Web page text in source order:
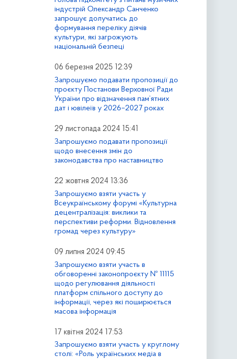
індустрій Олександр Санченко
запрошує долучатись до
формування переліку діячів
культури, які загрожують
національній безпеці
06 березня 2025 12:39
Запрошуємо подавати пропозиції до
проєкту Постанови Верховної Ради
України про відзначення пам’ятних
дат і ювілеїв у 2026–2027 роках
29 листопада 2024 15:41
Запрошуємо подавати пропозиції
щодо внесення змін до
законодавства про наставництво
22 жовтня 2024 13:36
Запрошуємо взяти участь у
Всеукраїнському форумі «Культурна
децентралізація: виклики та
перспективи реформи. Відновлення
громад через культуру»
09 липня 2024 09:45
Запрошуємо взяти участь в
обговоренні законопроєкту № 11115
щодо регулювання діяльності
платформ спільного доступу до
інформації, через які поширюється
масова інформація
17 квітня 2024 17:53
Запрошуємо взяти участь у круглому
столі: «Роль українських медіа в